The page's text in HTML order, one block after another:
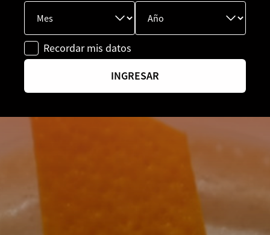
Recordar mis datos
INGRESAR